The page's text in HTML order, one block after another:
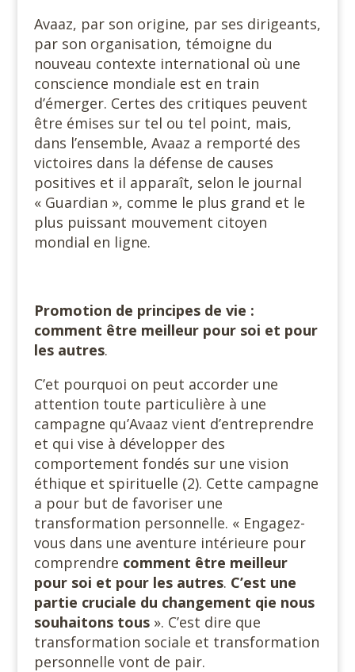
Avaaz, par son origine, par ses dirigeants,
par son organisation, témoigne du
nouveau contexte international où une
conscience mondiale est en train
d’émerger. Certes des critiques peuvent
être émises sur tel ou tel point, mais,
dans l’ensemble, Avaaz a remporté des
victoires dans la défense de causes
positives et il apparaît, selon le journal
« Guardian », comme le plus grand et le
plus puissant mouvement citoyen
mondial en ligne.
Promotion de principes de vie :
comment être meilleur pour soi et pour
les autres.
C’et pourquoi on peut accorder une
attention toute particulière à une
campagne qu’Avaaz vient d’entreprendre
et qui vise à développer des
comportement fondés sur une vision
éthique et spirituelle (2). Cette campagne
a pour but de favoriser une
transformation personnelle. « Engagez-
vous dans une aventure intérieure pour
comprendre comment être meilleur
pour soi et pour les autres. C’est une
partie cruciale du changement qie nous
souhaitons tous ». C’est dire que
transformation sociale et transformation
personnelle vont de pair.